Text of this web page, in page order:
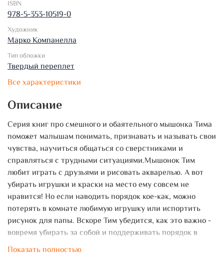
ISBN
978-5-353-10519-0
Художник
Марко Компанелла
Тип обложки
Твердый переплет
Все характеристики
Описание
Серия книг про смешного и обаятельного мышонка Тима
поможет малышам понимать, признавать и называть свои
чувства, научиться общаться со сверстниками и
справляться с трудными ситуациями.Мышонок Тим
любит играть с друзьями и рисовать акварелью. А вот
убирать игрушки и краски на место ему совсем не
нравится! Но если наводить порядок кое-как, можно
потерять в комнате любимую игрушку или испортить
рисунок для папы. Вскоре Тим убедится, как это важно -
вовремя убирать за собой и поддерживать порядок в
комнате.
Показать полностью